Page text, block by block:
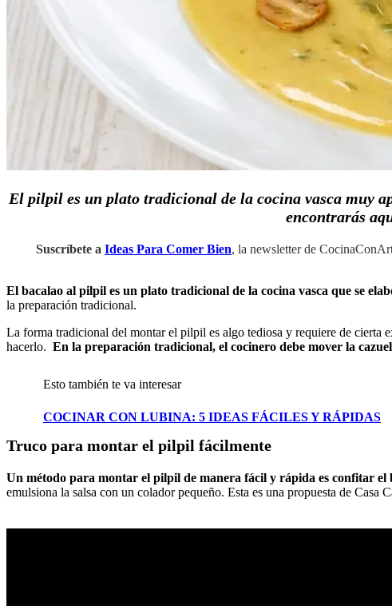
El pilpil es un plato tradicional de la cocina vasca muy
encontrarás
Suscríbete a Ideas Para Comer Bien, la newsletter de
El bacalao al pilpil es un plato tradicional de la cocina vasca que se
la preparación tradicional.
La forma tradicional del montar el pilpil es algo tediosa y requiere de cierta
hacerlo. En la preparación tradicional, el cocinero debe mover la
Esto también te va interesar
COCINAR CON LUBINA: 5 IDEAS FÁCILES Y RÁPIDAS
Truco para montar el pilpil fácilmente
Un método para montar el pilpil de manera fácil y rápida es confitar el
emulsiona la salsa con un colador pequeño. Esta es una propuesta de Casa